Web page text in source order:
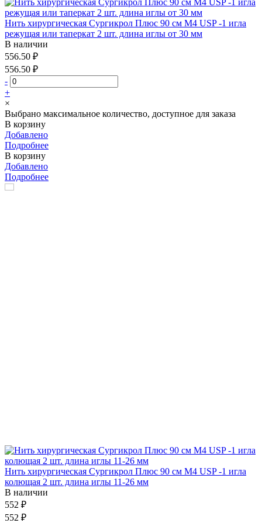
Нить хирургическая Сургикрол Плюс 90 см М4 USP -1 игла
режущая или таперкат 2 шт. длина иглы от 30 мм
В наличии
556.50 ₽
556.50 ₽
-
+
×
Выбрано максимальное количество, доступное для заказа
В корзину
Добавлено
Подробнее
В корзину
Добавлено
Подробнее
Нить хирургическая Сургикрол Плюс 90 см М4 USP -1 игла
колющая 2 шт. длина иглы 11-26 мм
В наличии
552 ₽
552 ₽